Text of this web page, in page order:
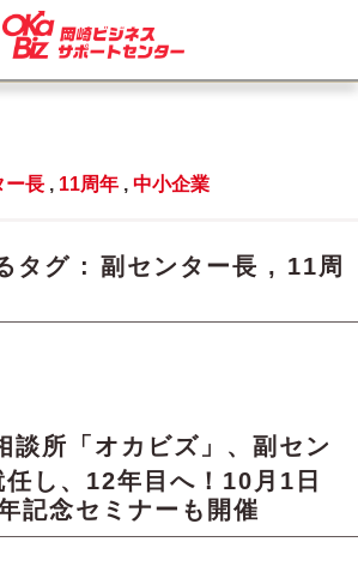
ー長 , 11周年 , 中小企業
タグ : 副センター長 , 11周
談所「オカビズ」、副セン
し、12年目へ！10月1日
記念セミナーも開催